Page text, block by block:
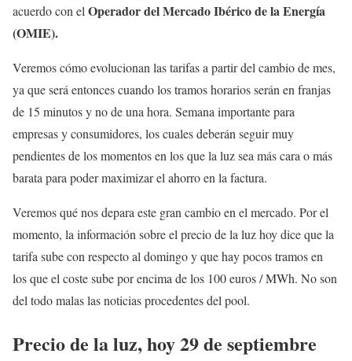
acuerdo con el Operador del Mercado Ibérico de la Energía
(OMIE).
Veremos cómo evolucionan las tarifas a partir del cambio de mes,
ya que será entonces cuando los tramos horarios serán en franjas
de 15 minutos y no de una hora. Semana importante para
empresas y consumidores, los cuales deberán seguir muy
pendientes de los momentos en los que la luz sea más cara o más
barata para poder maximizar el ahorro en la factura.
Veremos qué nos depara este gran cambio en el mercado. Por el
momento, la información sobre el precio de la luz hoy dice que la
tarifa sube con respecto al domingo y que hay pocos tramos en
los que el coste sube por encima de los 100 euros / MWh. No son
del todo malas las noticias procedentes del pool.
Precio de la luz, hoy 29 de septiembre